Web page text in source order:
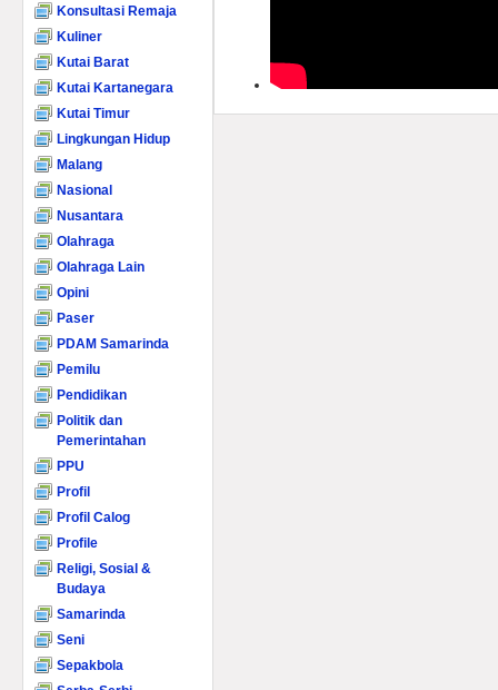
Konsultasi Remaja
Kuliner
Kutai Barat
Kutai Kartanegara
Kutai Timur
Lingkungan Hidup
Malang
Nasional
Nusantara
Olahraga
Olahraga Lain
Opini
Paser
PDAM Samarinda
Pemilu
Pendidikan
Politik dan
Pemerintahan
PPU
Profil
Profil Calog
Profile
Religi, Sosial &
Budaya
Samarinda
Seni
Sepakbola